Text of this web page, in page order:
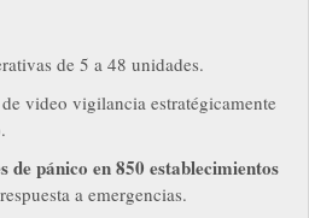
de 5 a 48 unidades.
video vigilancia estratégicamente
de pánico en 850 establecimientos
a emergencias.